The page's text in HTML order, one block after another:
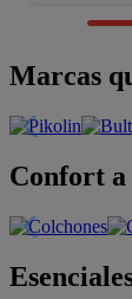
Marcas
Confort